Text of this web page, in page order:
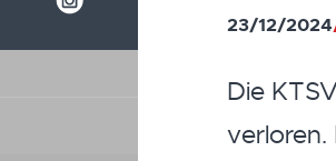
23/12/2024
Die
verloren.